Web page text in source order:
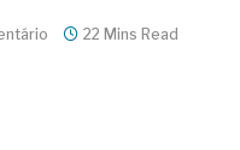
22 Mins Read